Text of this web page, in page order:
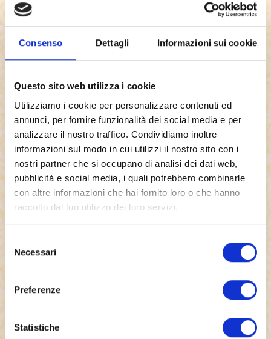
Consenso Dettagli Informazioni sui cookie
Questo sito web utilizza i cookie
Utilizziamo i cookie per personalizzare contenuti ed
annunci, per fornire funzionalità dei social media e per
analizzare il nostro traffico. Condividiamo inoltre
informazioni sul modo in cui utilizzi il nostro sito con i
nostri partner che si occupano di analisi dei dati web,
pubblicità e social media, i quali potrebbero combinarle
con altre informazioni che hai fornito loro o che hanno
raccolto dal tuo utilizzo dei loro servizi.
delNecessari
Preferenze
Statistiche
Tutela dell’IGP Riso Nano Vialone Veronese il
Di Michele e lo Chef stellato Matteo Sivero che
curerà la serata di Gala del 14/09.